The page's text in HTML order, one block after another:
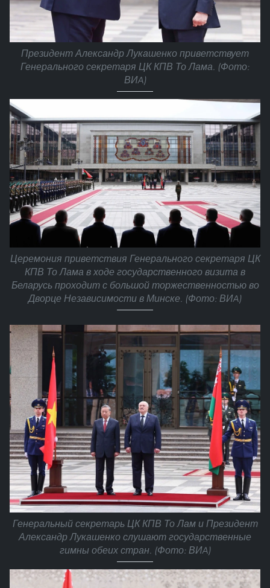
Президент Александр Лукашенко приветствует
Генерального секретаря ЦК КПВ То Лама. (Фото:
ВИA)
Церемония приветствия Генерального секретаря ЦК
КПВ То Лама в ходе государственного визита в
Беларусь проходит с большой торжественностью во
Дворце Независимости в Минске. (Фото: ВИA)
Генеральный секретарь ЦК КПВ То Лам и Президент
Александр Лукашенко слушают государственные
гимны обеих стран. (Фото: ВИA)